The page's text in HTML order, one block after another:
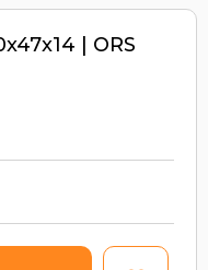
| ORS